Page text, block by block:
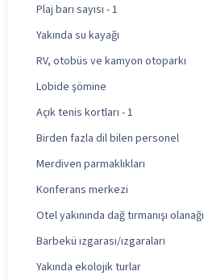
Plaj barı sayısı - 1
Yakında su kayağı
RV, otobüs ve kamyon otoparkı
Lobide şömine
Açık tenis kortları - 1
Birden fazla dil bilen personel
Merdiven parmaklıkları
Konferans merkezi
Otel yakınında dağ tırmanışı olanağı
Barbekü ızgarası/ızgaraları
Yakında ekolojik turlar